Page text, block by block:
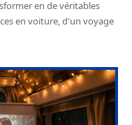
en de véritables
en voiture, d'un voyage